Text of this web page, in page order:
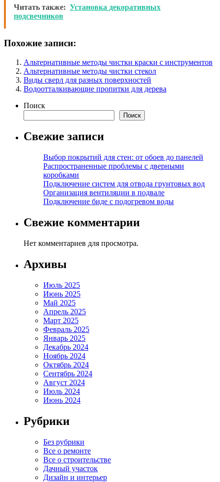
Читать также: Установка декоративных
подсвечников
Похожие записи:
Альтернативные методы чистки краски с инструментов
Альтернативные методы чистки стекол
Виды сверл для разных поверхностей
Водоотталкивающие пропитки для дерева
Поиск
Поиск
Свежие записи
Выбор покрытий для стен: от обоев до панелей
Распространенные проблемы с дверными
коробками
Подключение систем для отвода грунтовых вод
Организация вентиляции в подвале
Подключение биде с подогревом воды
Свежие комментарии
Нет комментариев для просмотра.
Архивы
Июль 2025
Июнь 2025
Май 2025
Апрель 2025
Март 2025
Февраль 2025
Январь 2025
Декабрь 2024
Ноябрь 2024
Октябрь 2024
Сентябрь 2024
Август 2024
Июль 2024
Июнь 2024
Рубрики
Без рубрики
Все о ремонте
Все о строительстве
Дачный участок
Дизайн и интерьер